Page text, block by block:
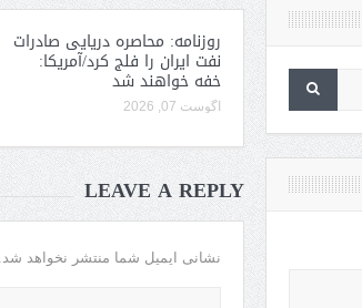
روزنامه: محاصره دریایی صادرات
نفت ایران را فلج کرد/آمریکا:
خفه خواهند شد
آگوست 07, 2026
LEAVE A REPLY
نشانی ایمیل شما منتشر نخواهد شد.